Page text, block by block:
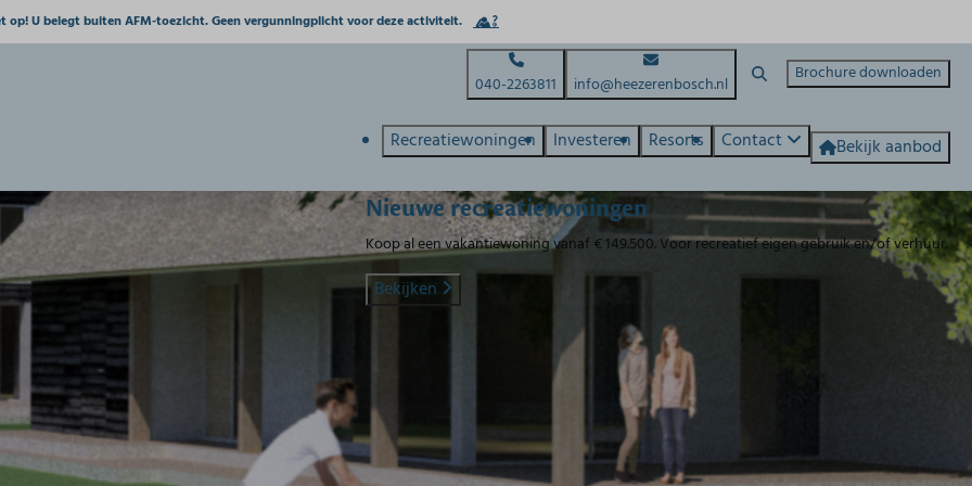
op! U belegt buiten AFM-toezicht. Geen vergunningplicht voor deze activiteit.
040-2263811 info@heezerenbosch.nl Brochure downloaden
Recreatiewoningen Investeren Resorts Contact Bekijk aanbod
Nieuwe recreatiewoningen
Koop al een vakantiewoning vanaf € 149.500. Voor recreatief eigen gebruik en/of verhuur.
Bekijken